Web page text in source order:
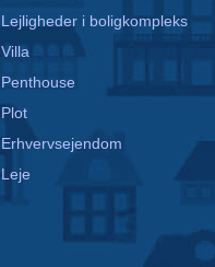
Lejligheder i boligkompleks
Villa
Penthouse
Plot
Erhvervsejendom
Leje